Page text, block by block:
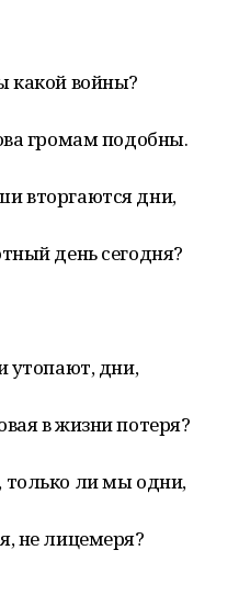
какой войны?
громам подобны.
вторгаются дни,
день сегодня?
утопают, дни,
в жизни потеря?
только ли мы одни,
не лицемеря?